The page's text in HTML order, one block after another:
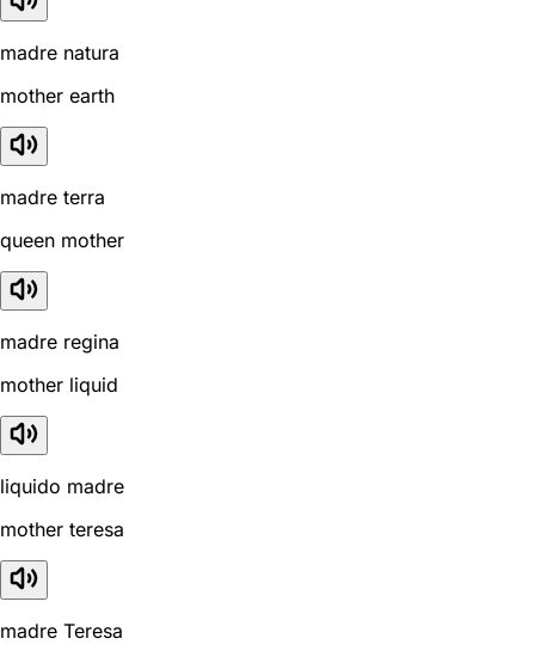
madre natura
mother earth
madre terra
queen mother
madre regina
mother liquid
liquido madre
mother teresa
madre Teresa